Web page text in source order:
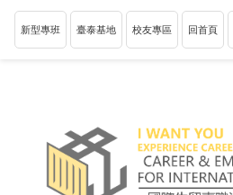
跳
主
新型專班 臺泰基地 校友專區 回首頁